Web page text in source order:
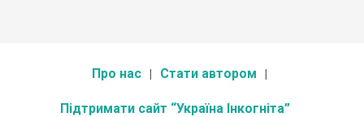
Про нас Стати автором
Підтримати сайт “Україна Інкогніта”